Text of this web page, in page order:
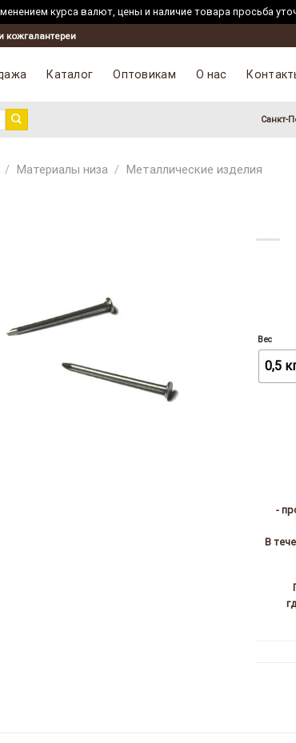
курса валют, цены и наличие товара просьба
to
кожгалантереи
Каталог Оптовикам О нас
Санкт-
/ Материалы низа / Металлические изделия
Вес
0,5
-
В